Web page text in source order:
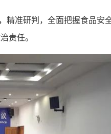
准研判，全面把握食品安
责任。